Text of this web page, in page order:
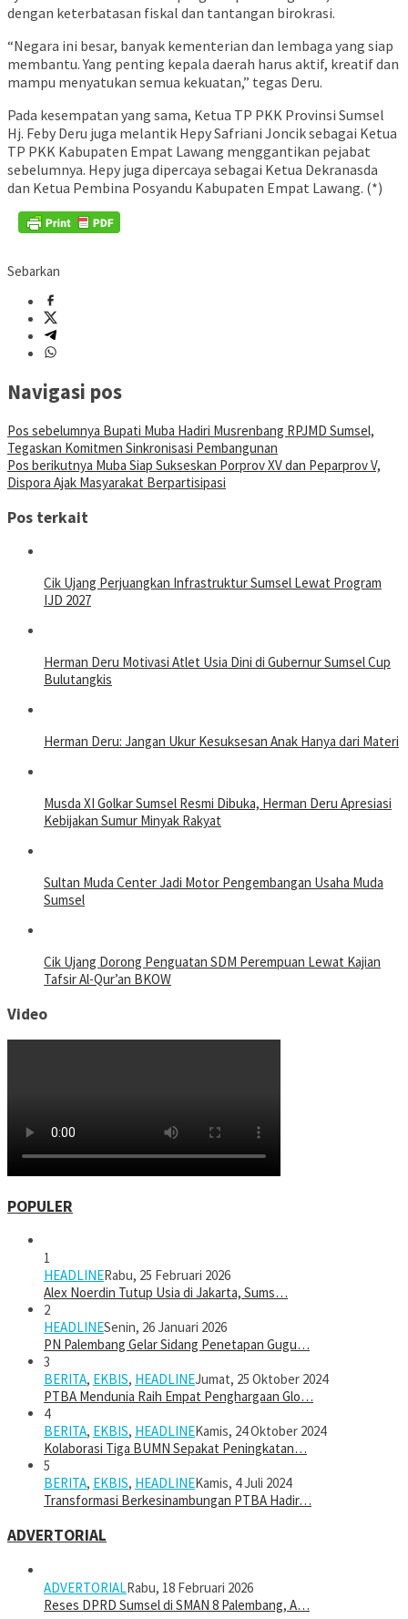
dengan keterbatasan fiskal dan tantangan birokrasi.
“Negara ini besar, banyak kementerian dan lembaga yang siap
membantu. Yang penting kepala daerah harus aktif, kreatif dan
mampu menyatukan semua kekuatan,” tegas Deru.
Pada kesempatan yang sama, Ketua TP PKK Provinsi Sumsel
Hj. Feby Deru juga melantik Hepy Safriani Joncik sebagai Ketua
TP PKK Kabupaten Empat Lawang menggantikan pejabat
sebelumnya. Hepy juga dipercaya sebagai Ketua Dekranasda
dan Ketua Pembina Posyandu Kabupaten Empat Lawang. (*)
Sebarkan
Navigasi pos
Pos sebelumnya Bupati Muba Hadiri Musrenbang RPJMD Sumsel,
Tegaskan Komitmen Sinkronisasi Pembangunan
Pos berikutnya Muba Siap Sukseskan Porprov XV dan Peparprov V,
Dispora Ajak Masyarakat Berpartisipasi
Pos terkait
Cik Ujang Perjuangkan Infrastruktur Sumsel Lewat Program
IJD 2027
Herman Deru Motivasi Atlet Usia Dini di Gubernur Sumsel Cup
Bulutangkis
Herman Deru: Jangan Ukur Kesuksesan Anak Hanya dari Materi
Musda XI Golkar Sumsel Resmi Dibuka, Herman Deru Apresiasi
Kebijakan Sumur Minyak Rakyat
Sultan Muda Center Jadi Motor Pengembangan Usaha Muda
Sumsel
Cik Ujang Dorong Penguatan SDM Perempuan Lewat Kajian
Tafsir Al-Qur’an BKOW
Video
POPULER
1
HEADLINERabu, 25 Februari 2026
Alex Noerdin Tutup Usia di Jakarta, Sums…
2
HEADLINESenin, 26 Januari 2026
PN Palembang Gelar Sidang Penetapan Gugu…
3
BERITA, EKBIS, HEADLINEJumat, 25 Oktober 2024
PTBA Mendunia Raih Empat Penghargaan Glo…
4
BERITA, EKBIS, HEADLINEKamis, 24 Oktober 2024
Kolaborasi Tiga BUMN Sepakat Peningkatan…
5
BERITA, EKBIS, HEADLINEKamis, 4 Juli 2024
Transformasi Berkesinambungan PTBA Hadir…
ADVERTORIAL
ADVERTORIALRabu, 18 Februari 2026
Reses DPRD Sumsel di SMAN 8 Palembang, A…